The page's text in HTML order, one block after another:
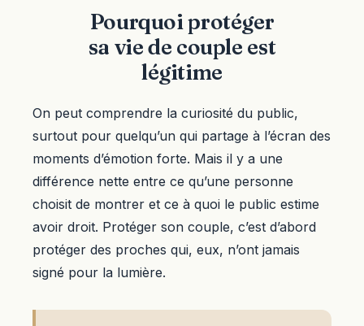
Pourquoi protéger
sa vie de couple est
légitime
On peut comprendre la curiosité du public,
surtout pour quelqu’un qui partage à l’écran des
moments d’émotion forte. Mais il y a une
différence nette entre ce qu’une personne
choisit de montrer et ce à quoi le public estime
avoir droit. Protéger son couple, c’est d’abord
protéger des proches qui, eux, n’ont jamais
signé pour la lumière.